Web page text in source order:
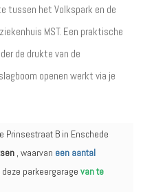
tussen het Volkspark en de
MST. Een praktische
de drukte van de
openen werkt via je
Prinsestraat B in Enschede
, waarvan een aantal
deze parkeergarage van te